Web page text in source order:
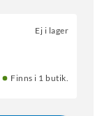
Ej i lager
Finns i 1 butik.